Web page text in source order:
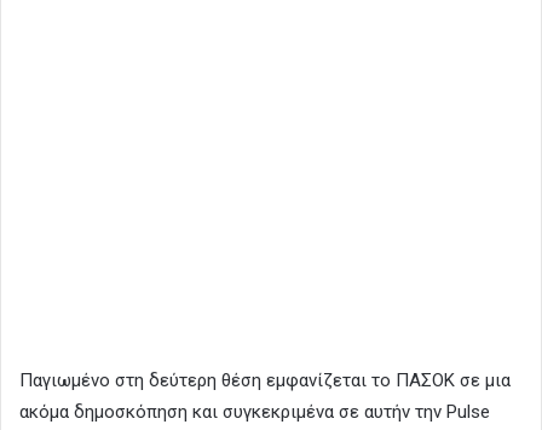
Παγιωμένο στη δεύτερη θέση εμφανίζεται το ΠΑΣΟΚ σε μια
ακόμα δημοσκόπηση και συγκεκριμένα σε αυτήν την Pulse